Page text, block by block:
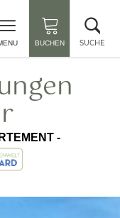
BUCHEN SUCHE
-